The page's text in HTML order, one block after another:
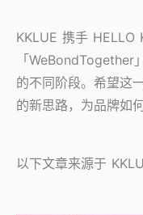
KKLUE 携手 HELLO
「WeBondTogether
的不同阶段。希望这
的新思路，为品牌如
以下文章来源于